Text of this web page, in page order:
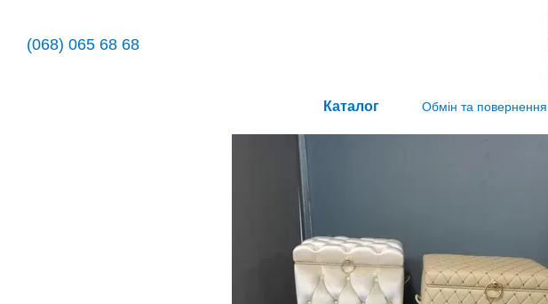
(068) 065 68 68
Каталог Обмін та повернення